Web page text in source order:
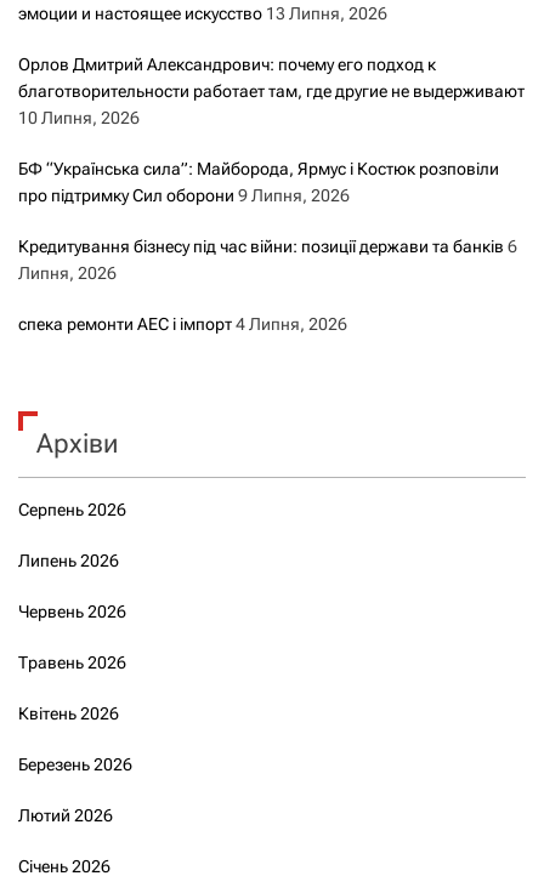
эмоции и настоящее искусство 13 Липня, 2026
Орлов Дмитрий Александрович: почему его подход к
благотворительности работает там, где другие не выдерживают
10 Липня, 2026
БФ “Українська сила”: Майборода, Ярмус і Костюк розповіли
про підтримку Сил оборони 9 Липня, 2026
Кредитування бізнесу під час війни: позиції держави та банків 6
Липня, 2026
спека ремонти АЕС і імпорт4 Липня, 2026
Архіви
Серпень 2026
Липень 2026
Червень 2026
Травень 2026
Квітень 2026
Березень 2026
Лютий 2026
Січень 2026